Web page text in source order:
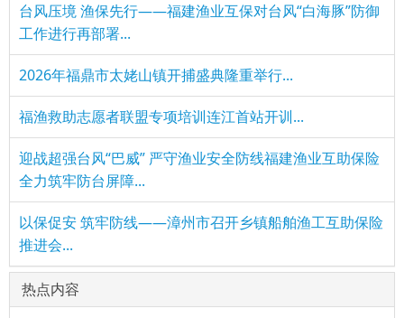
台风压境 渔保先行——福建渔业互保对台风“白海豚”防御
工作进行再部署...
2026年福鼎市太姥山镇开捕盛典隆重举行...
福渔救助志愿者联盟专项培训连江首站开训...
迎战超强台风“巴威” 严守渔业安全防线福建渔业互助保险
全力筑牢防台屏障...
以保促安 筑牢防线——漳州市召开乡镇船舶渔工互助保险
推进会...
热点内容